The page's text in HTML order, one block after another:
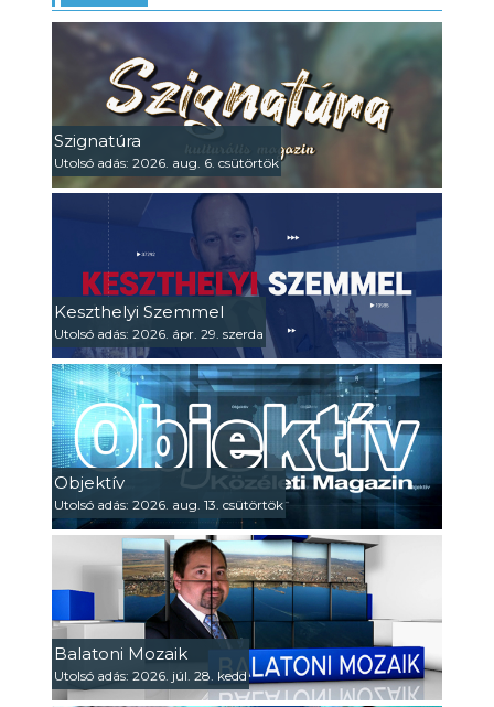
Szignatúra
Utolsó adás: 2026. aug. 6. csütörtök
Keszthelyi Szemmel
Utolsó adás: 2026. ápr. 29. szerda
Objektív
Utolsó adás: 2026. aug. 13. csütörtök
Balatoni Mozaik
Utolsó adás: 2026. júl. 28. kedd